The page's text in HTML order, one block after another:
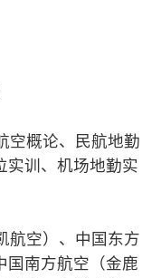
空概论、民航地勤
实训、机场地勤实
航空）、中国东方
国南方航空（金鹿